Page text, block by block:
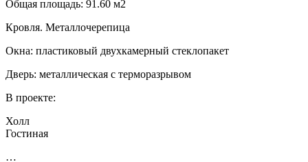
Общая площадь: 91.60 м2
Кровля. Металлочерепица
Окна: пластиковый двухкамерный стеклопакет
Дверь: металлическая с терморазрывом
В проекте:
Холл
Гостиная
…